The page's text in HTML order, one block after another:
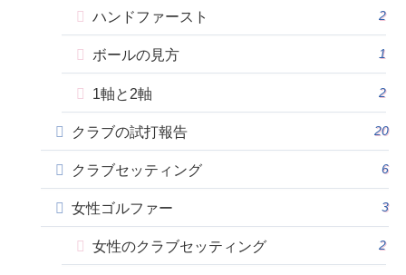
ハンドファースト 2
ボールの見方 1
1軸と2軸 2
クラブの試打報告 20
クラブセッティング 6
女性ゴルファー 3
女性のクラブセッティング 2